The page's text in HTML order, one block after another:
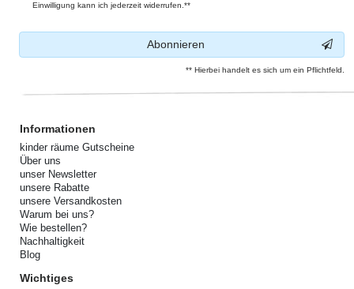
Einwilligung kann ich jederzeit widerrufen.**
Abonnieren
** Hierbei handelt es sich um ein Pflichtfeld.
Informationen
kinder räume Gutscheine
Über uns
unser Newsletter
unsere Rabatte
unsere Versandkosten
Warum bei uns?
Wie bestellen?
Nachhaltigkeit
Blog
Wichtiges